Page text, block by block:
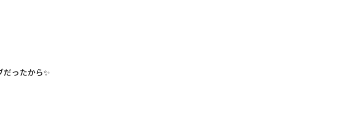
ったから✨